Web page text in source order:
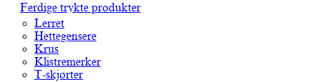
Ferdige trykte produkter
Lerret
Hettegensere
Krus
Klistremerker
T-skjorter